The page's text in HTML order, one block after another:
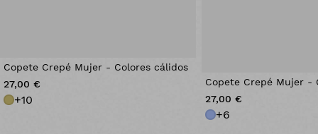
Copete Crepé Mujer - Colores cálidos
27,00 €
+10
Copete Crepé Mujer -
27,00 €
+6